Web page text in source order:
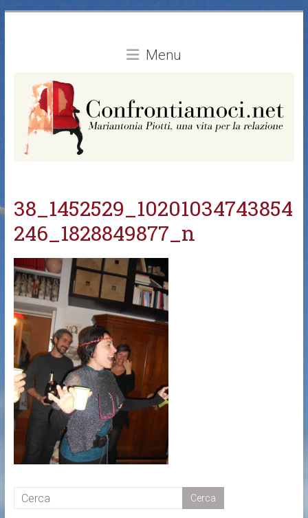
Menu
38_1452529_10201034743854
246_1828849877_n